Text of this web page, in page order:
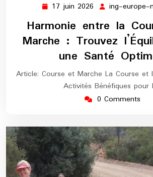
17 juin 2026 17
juin
2026
ing-europe-
Harmonie entre la
Marche : Trouvez
une Santé
Article: Course et Marche La Course et
Activités Bénéfiques pour
0 Comments